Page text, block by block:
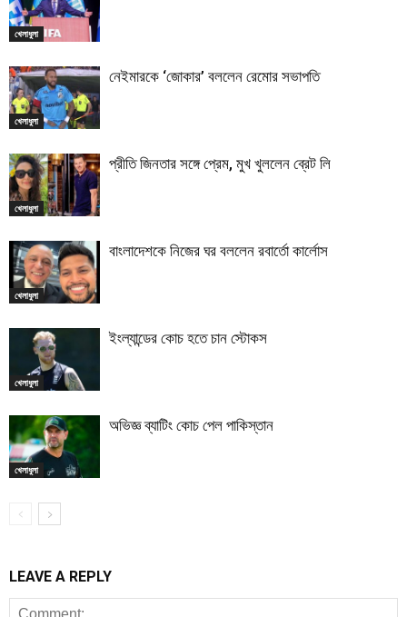
খেলাধুলা
খেলাধুলা
নেইমারকে ‘জোকার’ বললেন রেমোর সভাপতি
খেলাধুলা
প্রীতি জিনতার সঙ্গে প্রেম, মুখ খুললেন ব্রেট লি
খেলাধুলা
বাংলাদেশকে নিজের ঘর বললেন রবার্তো কার্লোস
খেলাধুলা
ইংল্যান্ডের কোচ হতে চান স্টোকস
খেলাধুলা
অভিজ্ঞ ব্যাটিং কোচ পেল পাকিস্তান
LEAVE A REPLY